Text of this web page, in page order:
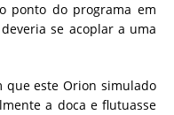
ponto do programa em
se acoplar a uma
que este Orion simulado
a doca e flutuasse